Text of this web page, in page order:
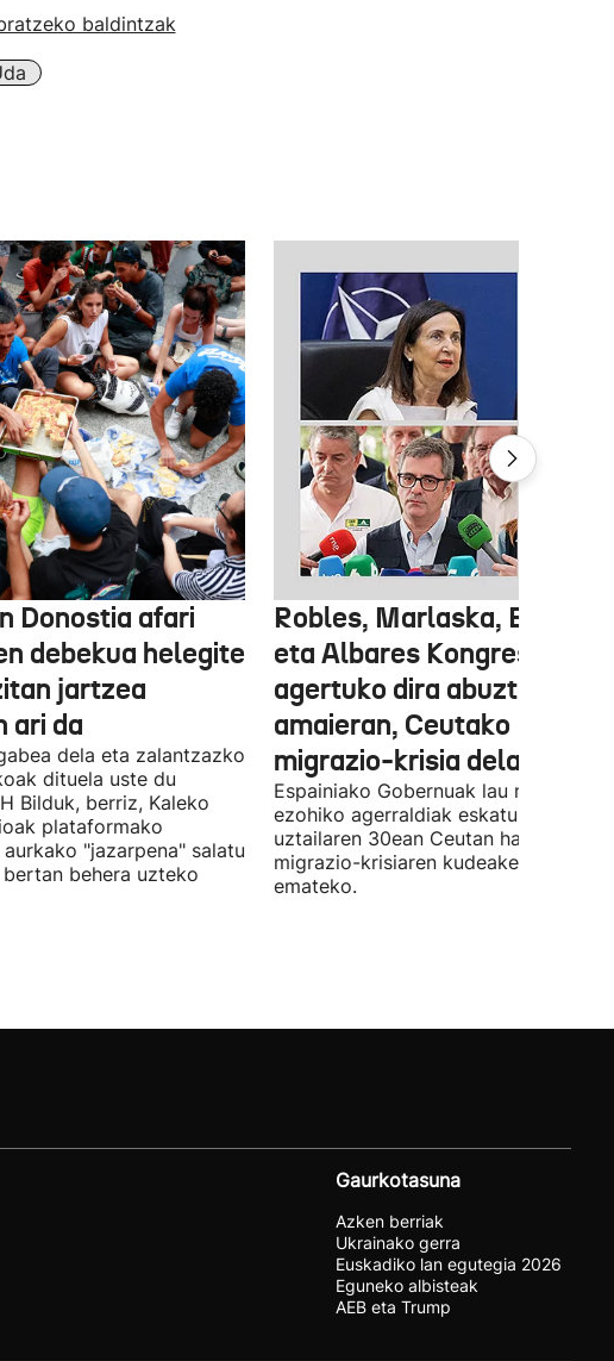
baldintzak
Donostia afari
debekua helegite
jartzea
ari da
dela eta zalantzazko
dituela uste du
Bilduk, berriz, Kaleko
plataformako
"jazarpena" salatu
behera uzteko
Robles, Marlaska, Bolaños
eta Albares Kongresuan
agertuko dira abuztuaren
amaieran, Ceutako
migrazio-krisia dela eta
Espainiako Gobernuak lau ministroen
ezohiko agerraldiak eskatu ditu,
uztailaren 30ean Ceutan hasitako
migrazio-krisiaren kudeaketaren berri
emateko.
Gaurkotasuna
Azken berriak
Ukrainako gerra
Euskadiko lan egutegia 2026
Eguneko albisteak
AEB eta Trump